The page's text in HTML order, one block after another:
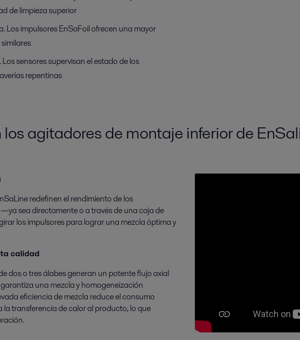
de limpieza superior
Los impulsores EnSaFoil ofrecen una mayor
sensores supervisan el estado de los
repentinas
agitadores de montaje inferior de
redefinen el rendimiento de los
sea directamente o a través de una caja de
los impulsores para lograr una mezcla óptima y
calidad
dos o tres álabes generan un potente flujo axial
una mezcla y homogeneización
eficiencia de mezcla reduce el consumo
transferencia de calor al producto, lo que